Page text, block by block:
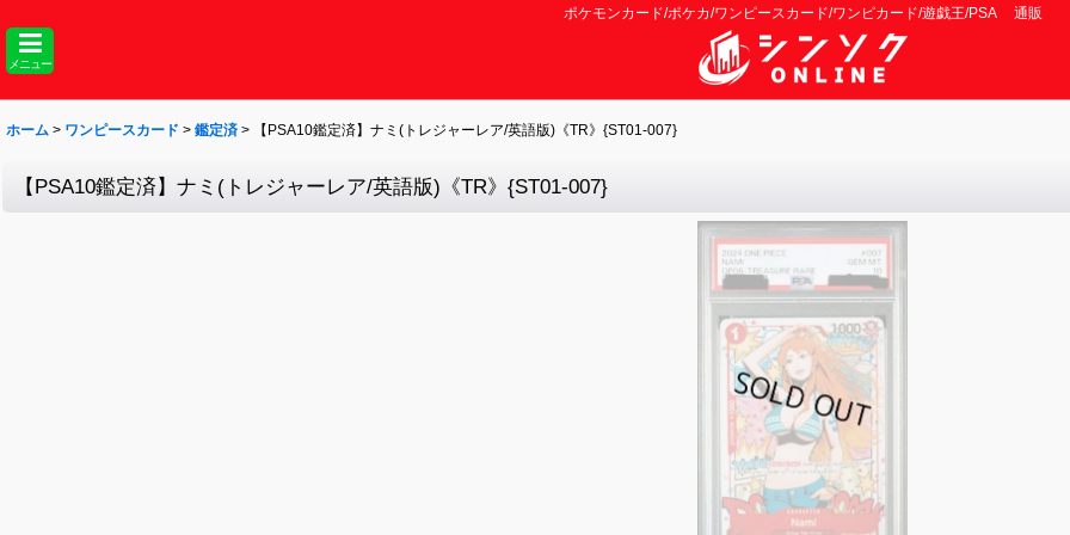
ポケモンカード/ポケカ/ワンピースカード/ワンピカード/遊戯王/PSA 通販
メニュー
ホーム > ワンピースカード > 鑑定済 > 【PSA10鑑定済】ナミ(トレジャーレア/英語版)《TR》{ST01-007}
【PSA10鑑定済】ナミ(トレジャーレア/英語版)《TR》{ST01-007}